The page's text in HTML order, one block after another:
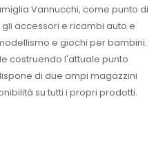
Vannucchi, come punto di
accessori e ricambi auto e
e giochi per bambini.
costruendo l'attuale punto
di due ampi magazzini
su tutti i propri prodotti.